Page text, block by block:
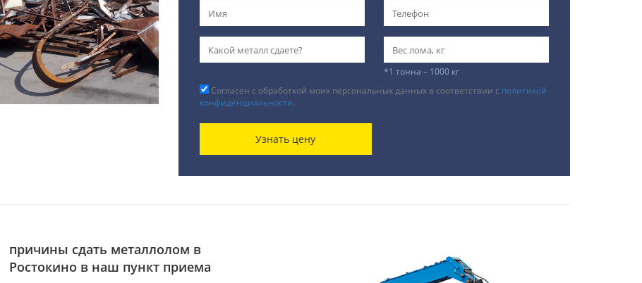
*1 тонна – 1000 кг
Согласен с обработкой моих персональных данных в соответствии с политикой
конфиденциальности.
Узнать цену
причины сдать металлолом в
Ростокино в наш пункт приема